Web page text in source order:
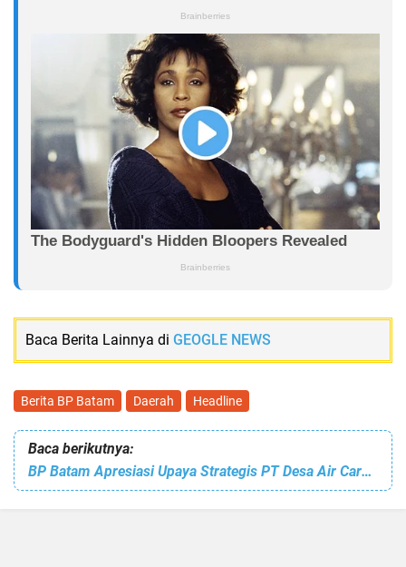
Baca Berita Lainnya di GEOGLE NEWS
Berita BP Batam Daerah Headline
Baca berikutnya:
BP Batam Apresiasi Upaya Strategis PT Desa Air Cargo Kabil Pasca Kebakaran Besar